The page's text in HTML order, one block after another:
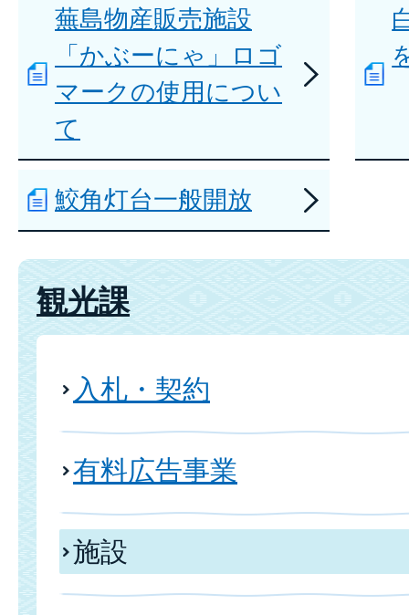
蕪島物産販売施設
「かぶーにゃ」ロゴ
マークの使用につい
て
鮫角灯台一般開放
観光課
入札・契約
有料広告事業
施設